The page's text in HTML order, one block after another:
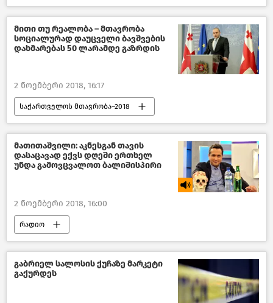
ტურიზმი საქართველოში
მითი თუ რეალობა – მთავრობა
სოციალურად დაუცველი ბავშვების
დახმარებას 50 ლარამდე გაზრდის
2 ნოემბერი 2018, 16:17
საქართველოს მთავრობა–2018
პოლიტიკა საქართველო
საქართველოს პრეზიდენტის არჩევნები
მათითაშვილი: აკნესგან თავის
დასაცავად ექვს დღეში ერთხელ
უნდა გამოვცვალოთ ბალიშისპირი
2 ნოემბერი 2018, 16:00
რადიო
გაბრიელ სალოსის ქუჩაზე მარკეტი
გაქურდეს